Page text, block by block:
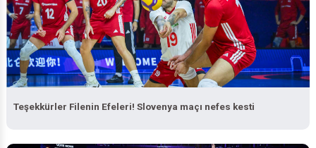
Teşekkürler Filenin Efeleri! Slovenya maçı nefes kesti